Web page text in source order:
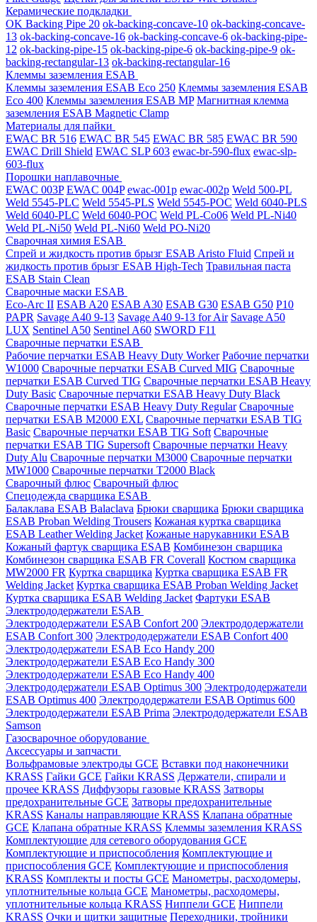
Керамические подкладки
OK Backing Pipe 20 ok-backing-concave-10 ok-backing-concave-
13 ok-backing-concave-16 ok-backing-concave-6 ok-backing-pipe-
12 ok-backing-pipe-15 ok-backing-pipe-6 ok-backing-pipe-9 ok-
backing-rectangular-13 ok-backing-rectangular-16
Клеммы заземления ESAB
Клеммы заземления ESAB Eco 250 Клеммы заземления ESAB
Eco 400 Клеммы заземления ESAB MP Магнитная клемма
заземления ESAB Magnetic Clamp
Материалы для пайки
EWAC BR 516 EWAC BR 545 EWAC BR 585 EWAC BR 590
EWAC Drill Shield EWAC SLP 603 ewac-br-590-flux ewac-slp-
603-flux
Порошки наплавочные
EWAC 003P EWAC 004P ewac-001p ewac-002p Weld 500-PL
Weld 5545-PLC Weld 5545-PLS Weld 5545-POC Weld 6040-PLS
Weld 6040-PLС Weld 6040-POC Weld PL-Co06 Weld PL-Ni40
Weld PL-Ni50 Weld PL-Ni60 Weld PO-Ni20
Сварочная химия ESAB
Спрей и жидкость против брызг ESAB Aristo Fluid Спрей и
жидкость против брызг ESAB High-Tech Травильная паста
ESAB Stain Clean
Сварочные маски ESAB
Eco-Arc II ESAB A20 ESAB A30 ESAB G30 ESAB G50 P10
PAPR Savage A40 9-13 Savage A40 9-13 for Air Savage A50
LUX Sentinel A50 Sentinel A60 SWORD F11
Сварочные перчатки ESAB
Рабочие перчатки ESAB Heavy Duty Worker Рабочие перчатки
W1000 Сварочные перчатки ESAB Curved MIG Сварочные
перчатки ESAB Curved TIG Сварочные перчатки ESAB Heavy
Duty Basic Сварочные перчатки ESAB Heavy Duty Black
Сварочные перчатки ESAB Heavy Duty Regular Сварочные
перчатки ESAB M2000 EXL Сварочные перчатки ESAB TIG
Basic Сварочные перчатки ESAB TIG Soft Сварочные
перчатки ESAB TIG Supersoft Сварочные перчатки Heavy
Duty Alu Сварочные перчатки M3000 Сварочные перчатки
MW1000 Сварочные перчатки T2000 Black
Сварочный флюс Сварочный флюс
Спецодежда сварщика ESAB
Балаклава ESAB Balaclava Брюки сварщика Брюки сварщика
ESAB Proban Welding Trousers Кожаная куртка сварщика
ESAB Leather Welding Jacket Кожаные нарукавники ESAB
Кожаный фартук сварщика ESAB Комбинезон сварщика
Комбинезон сварщика ESAB FR Coverall Костюм сварщика
MW2000 FR Куртка сварщика Куртка сварщика ESAB FR
Welding Jacket Куртка сварщика ESAB Proban Welding Jacket
Куртка сварщика ESAB Welding Jacket Фартуки ESAB
Электрододержатели ESAB
Электрододержатели ESAB Confort 200 Электрододержатели
ESAB Confort 300 Электрододержатели ESAB Confort 400
Электрододержатели ESAB Eco Handy 200
Электрододержатели ESAB Eco Handy 300
Электрододержатели ESAB Eco Handy 400
Электрододержатели ESAB Optimus 300 Электрододержатели
ESAB Optimus 400 Электрододержатели ESAB Optimus 600
Электрододержатели ESAB Prima Электрододержатели ESAB
Samson
Газосварочное оборудование
Аксессуары и запчасти
Вольфрамовые электроды GCE Вставки под наконечники
KRASS Гайки GCE Гайки KRASS Держатели, спирали и
прочее KRASS Диффузоры газовые KRASS Затворы
предохранительные GCE Затворы предохранительные
KRASS Каналы направляющие KRASS Клапана обратные
GCE Клапана обратные KRASS Клеммы заземления KRASS
Комплектующие для сетевого оборудования GCE
Комплектующие и приспособления Комплектующие и
приспособления GCE Комплектующие и приспособления
KRASS Комплекты и посты GCE Манометры, расходомеры,
уплотнительные кольца GCE Манометры, расходомеры,
уплотнительные кольца KRASS Ниппели GCE Ниппели
KRASS Очки и щитки защитные Переходники, тройники